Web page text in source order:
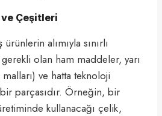
ve Çeşitleri
alımıyla sınırlı
olan ham maddeler, yarı
ve hatta teknoloji
parçasıdır. Örneğin, bir
kullanacağı çelik,